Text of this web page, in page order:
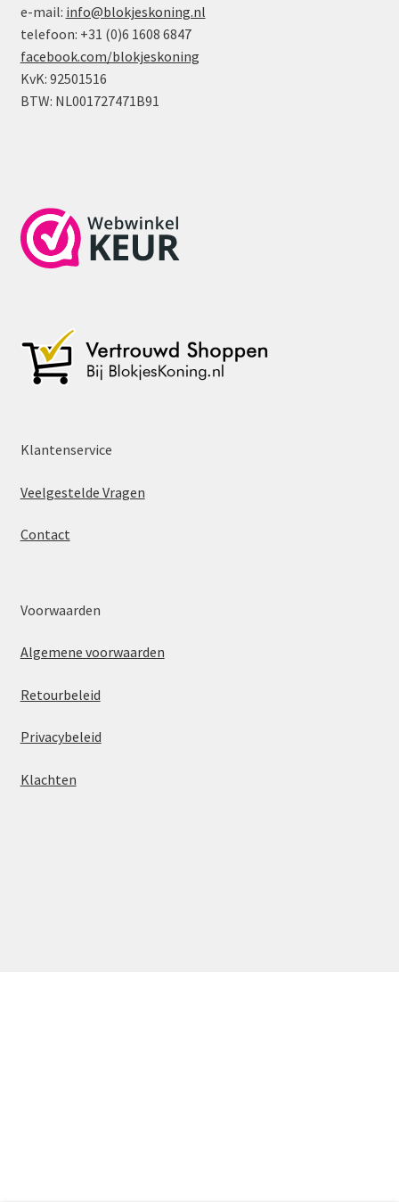
e-mail: info@blokjeskoning.nl
telefoon: +31 (0)6 1608 6847
facebook.com/blokjeskoning
KvK: 92501516
BTW: NL001727471B91
Klantenservice
Veelgestelde Vragen
Contact
Voorwaarden
Algemene voorwaarden
Retourbeleid
Privacybeleid
Klachten